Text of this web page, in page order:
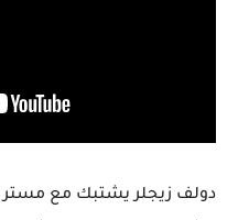
دولف زيجلر يشتبك مع مستر